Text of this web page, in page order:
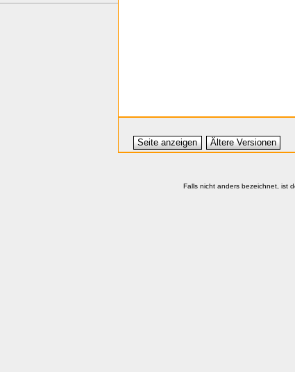
Seite anzeigen Ältere Versionen
Falls nicht anders bezeichnet, ist